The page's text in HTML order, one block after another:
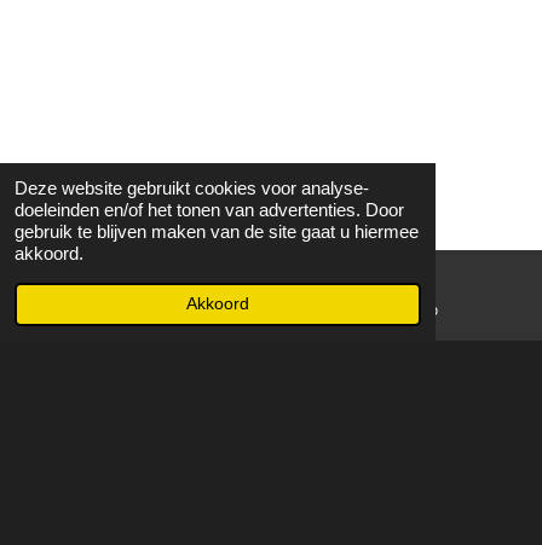
Deze website gebruikt cookies voor analyse-
doeleinden en/of het tonen van advertenties. Door
gebruik te blijven maken van de site gaat u hiermee
akkoord.
Akkoord WhatsApp